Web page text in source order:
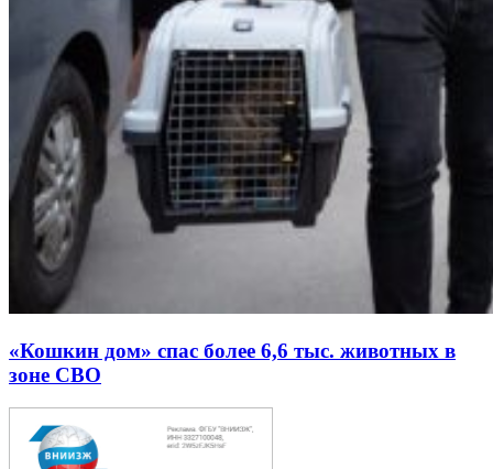
«Кошкин дом» спас более 6,6 тыс. животных в
зоне СВО